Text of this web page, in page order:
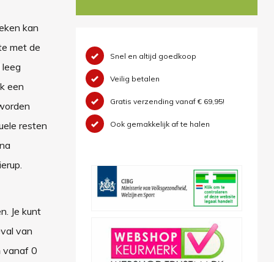
kan
met de
een
resten
Je kunt
van
vanaf 0
Snel en altijd goedkoop
Veilig betalen
Gratis verzending vanaf € 69,95!
Ook gemakkelijk af te halen